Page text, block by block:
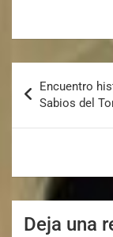
Encuentro
Sabios del
Deja una